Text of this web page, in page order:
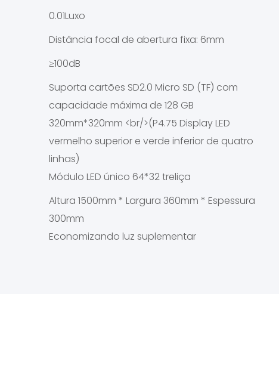
0.01Luxo
Distância focal de abertura fixa: 6mm
≥100dB
Suporta cartões SD2.0 Micro SD (TF) com
capacidade máxima de 128 GB
320mm*320mm <br/>(P4.75 Display LED
vermelho superior e verde inferior de quatro
linhas)
Módulo LED único 64*32 treliça
Altura 1500mm * Largura 360mm * Espessura
300mm
Economizando luz suplementar